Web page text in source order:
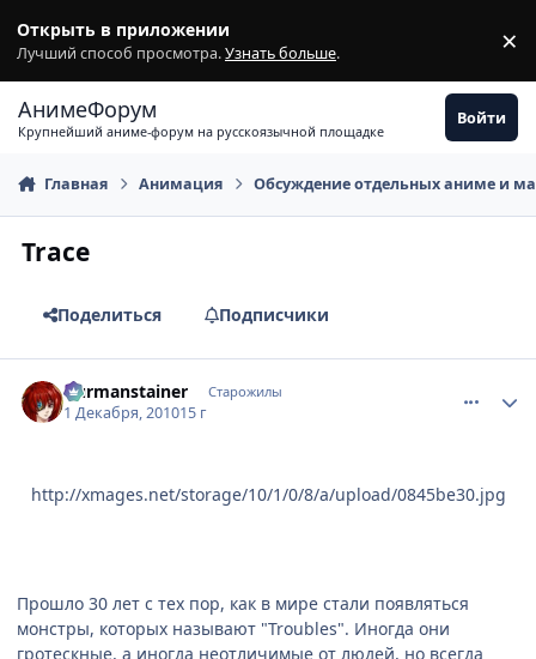
Открыть в приложении
Лучший способ просмотра.Узнать больше. ×
АнимеФорум
Крупнейший аниме-форум на русскоязычной площадке
Войти
Главная Анимация Обсуждение отдельных аниме и
Trace
Поделиться Подписчики
Durmanstainer Старожилы
1 Декабря, 201015 г
http://xmages.net/storage/10/1/0/8/a/upload/0845be30.jpg
Прошло 30 лет с тех пор, как в мире стали появляться
монстры, которых называют "Troubles". Иногда они
гротескные, а иногда неотличимые от людей, но всегда